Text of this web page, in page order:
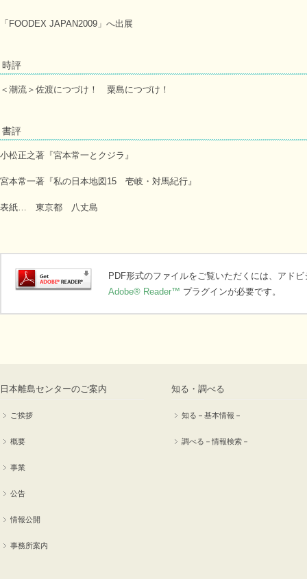
「FOODEX JAPAN2009」へ出展
時評
＜潮流＞佐渡につづけ！ 粟島につづけ！
書評
小松正之著『宮本常一とクジラ』
宮本常一著『私の日本地図15 壱岐・対馬紀行』
表紙… 東京都 八丈島
PDF形式のファイルをご覧いただくには、アド
Adobe® Reader™ プラグインが必要です。
日本離島センターのご案内
ご挨拶
概要
事業
公告
情報公開
事務所案内
知る・調べる
知る－基本情報－
調べる－情報検索－